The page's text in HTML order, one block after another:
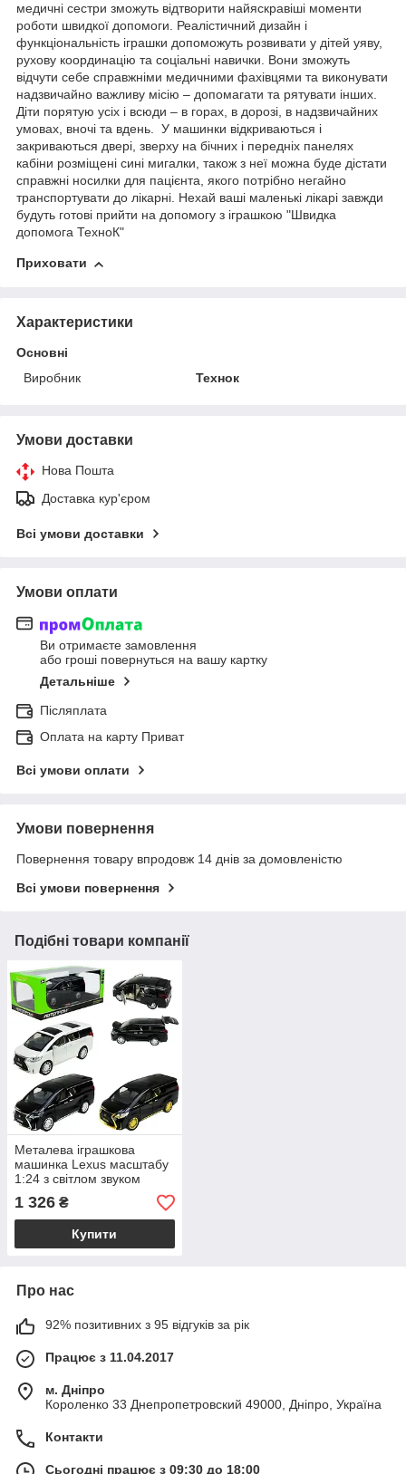
медичні сестри зможуть відтворити найяскравіші моменти
роботи швидкої допомоги. Реалістичний дизайн і
функціональність іграшки допоможуть розвивати у дітей уяву,
рухову координацію та соціальні навички. Вони зможуть
відчути себе справжніми медичними фахівцями та виконувати
надзвичайно важливу місію – допомагати та рятувати інших.
Діти порятую усіх і всюди – в горах, в дорозі, в надзвичайних
умовах, вночі та вдень. У машинки відкриваються і
закриваються двері, зверху на бічних і передніх панелях
кабіни розміщені сині мигалки, також з неї можна буде дістати
справжні носилки для пацієнта, якого потрібно негайно
транспортувати до лікарні. Нехай ваші маленькі лікарі завжди
будуть готові прийти на допомогу з іграшкою "Швидка
допомога ТехноК"
Приховати
Характеристики
Основні
Виробник
Технок
Умови доставки
Нова Пошта
Доставка кур'єром
Всі умови доставки
Умови оплати
Ви отримаєте замовлення
або гроші повернуться на вашу картку
Детальніше
Післяплата
Оплата на карту Приват
Всі умови оплати
Умови повернення
Повернення товару впродовж 14 днів за домовленістю
Всі умови повернення
Подібні товари компанії
Металева іграшкова
машинка Lexus масштабу
1:24 з світлом звуком
відкриваючими дверима
та аксесуаром трьох
кольорів
1 326 ₴
Купити
Про нас
92% позитивних з 95 відгуків за рік
Працює з 11.04.2017
м. Дніпро
Короленко 33 Днепропетровский 49000, Дніпро, Україна
Контакти
Сьогодні працює з 09:30 до 18:00